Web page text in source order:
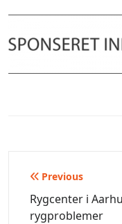
Previous
Rygcenter i
rygproblemer